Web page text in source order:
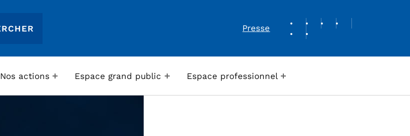
Presse
REVUE DE PRESSE
Nos actions Espace grand public Espace professionnel